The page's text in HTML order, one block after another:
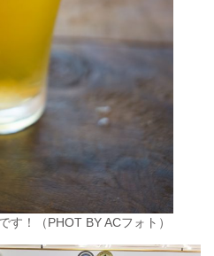
す！（PHOT BY ACフォト）